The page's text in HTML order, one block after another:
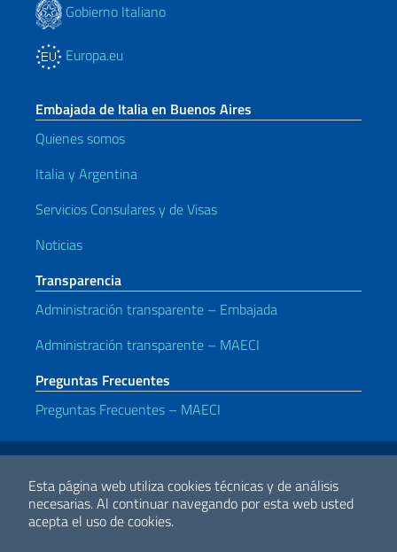
Esta página web utiliza cookies técnicas y de análisis
necesarias.Al continuar navegando por esta web usted
acepta el uso de cookies.
Gobierno Italiano
Europa.eu
Embajada de Italia en Buenos Aires
Quienes somos
Italia y Argentina
Servicios Consulares y de Visas
Noticias
Transparencia
Administración transparente – Embajada
Administración transparente – MAECI
Preguntas Frecuentes
Preguntas Frecuentes – MAECI
Enlaces útiles